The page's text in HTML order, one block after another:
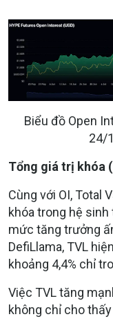
Biểu đồ Open
24/
Tổng giá trị khóa
Cùng với OI, Total
khóa trong hệ
mức tăng trưởng
DefiLlama, TVL
khoảng 4,4% chỉ
Việc TVL tăng
không chỉ cho